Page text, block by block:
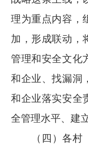
理为重点内容，
加，形成联动，
管理和安全文化
和企业、找漏洞
和企业落实安全
全管理水平、建
（四）各村（